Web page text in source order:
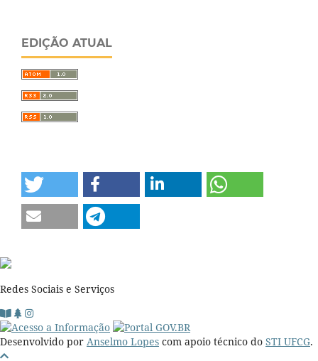
EDIÇÃO ATUAL
Redes Sociais e Serviços
Desenvolvido por Anselmo Lopes com apoio técnico do STI UFCG.